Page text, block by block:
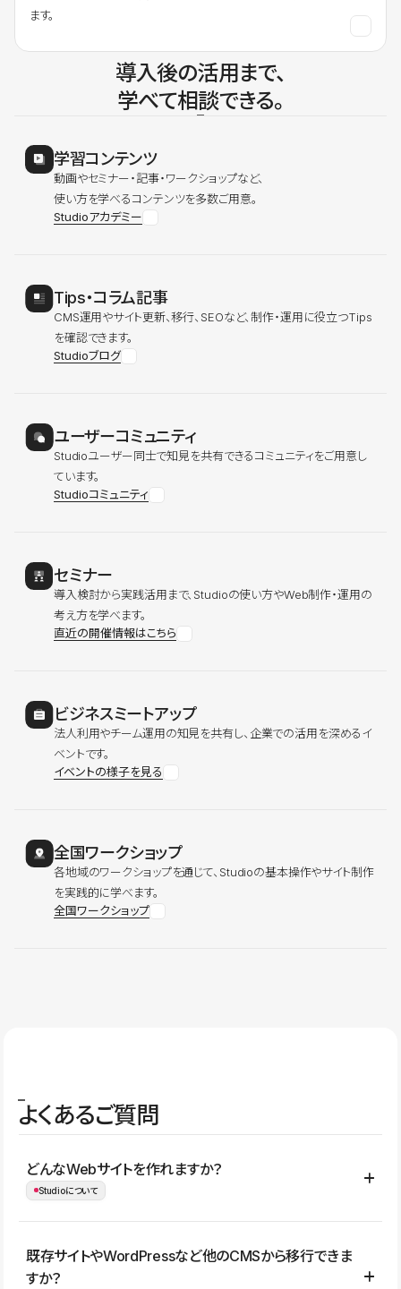
ます。
導入後の活用まで、
学べて相談できる。
学習コンテンツ
動画やセミナー・記事・ワークショップなど、
使い方を学べるコンテンツを多数ご用意。
Studioアカデミー
Tips・コラム記事
CMS運用やサイト更新、移行、SEOなど、制作・運用に役立つTips
を確認できます。
Studioブログ
ユーザーコミュニティ
Studioユーザー同士で知見を共有できるコミュニティをご用意し
ています。
Studioコミュニティ
セミナー
導入検討から実践活用まで、Studioの使い方やWeb制作・運用の
考え方を学べます。
直近の開催情報はこちら
ビジネスミートアップ
法人利用やチーム運用の知見を共有し、企業での活用を深めるイ
ベントです。
イベントの様子を見る
全国ワークショップ
各地域のワークショップを通じて、Studioの基本操作やサイト制作
を実践的に学べます。
全国ワークショップ
よくあるご質問
どんなWebサイトを作れますか？
Studioについて
コーポレートサイト、サービスサイト、LP、採用サイト、ブロ
グ・メディア、イベントサイト、店舗・商品紹介サイト、ポートフ
既存サイトやWordPressなど他のCMSから移行できま
すか？